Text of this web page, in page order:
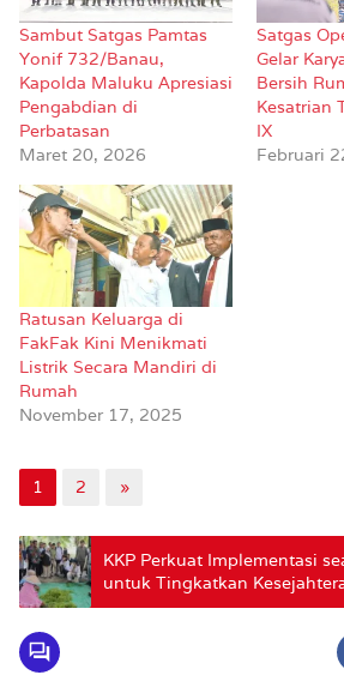
Sambut Satgas Pamtas
Yonif 732/Banau,
Kapolda Maluku Apresiasi
Pengabdian di
Perbatasan
Maret 20, 2026
Satgas
Gelar
Bersih
Kesatrian
IX
Februari
Ratusan Keluarga di
FakFak Kini Menikmati
Listrik Secara Mandiri di
Rumah
November 17, 2025
1 2 »
KKP Perkuat Implementasi
untuk Tingkatkan
Pesisir Morotai